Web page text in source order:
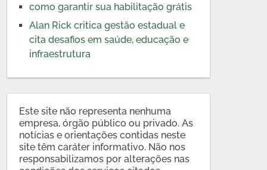
como garantir sua habilitação grátis
Alan Rick critica gestão estadual e
cita desafios em saúde, educação e
infraestrutura
Este site não representa nenhuma
empresa, órgão público ou privado. As
notícias e orientações contidas neste
site têm caráter informativo. Não nos
responsabilizamos por alterações nas